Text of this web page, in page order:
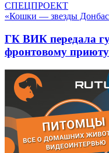
СПЕЦПРОЕКТ
«Кошки — звезды
ГК ВИК передала
фронтовому приюту